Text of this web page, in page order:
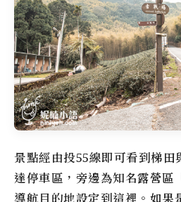
景點經由投55線即可看到梯
達停車區，旁邊為知名露營區
導航目的地設定到這裡。如果